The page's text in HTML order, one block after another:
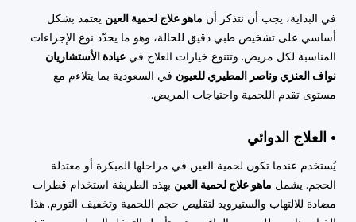
في البداية، يجب أن نتذكر أن ماهو علاج لحمية العين يعتمد بشكل
أساسي على تشخيص طبي دقيق للحالة، وهو ما يحدّد نوع الإجراءات
المناسبة لكل مريض. وتتنوع خيارات العلاج في عيادة الأستشاريان
نواف العنزي وناصر المطيري للعيون في السعودية بما يتلاءم مع
مستوى تقدم اللحمية واحتياجات المريض.
• العلاج الدوائي
يُستخدم عندما تكون لحمية العين في مراحلها المبكرة أو معتدلة
الحجم. يشمل ماهو علاج لحمية العين بهذه الطريقة استخدام قطرات
مضادة للالتهاب والستيرويد لتقليص حجم اللحمية وتخفيف التورم. هذا